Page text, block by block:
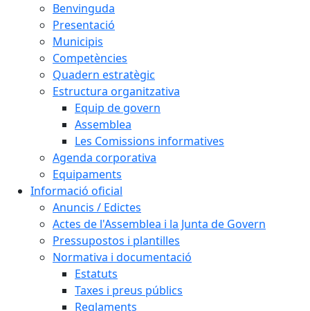
Benvinguda
Presentació
Municipis
Competències
Quadern estratègic
Estructura organitzativa
Equip de govern
Assemblea
Les Comissions informatives
Agenda corporativa
Equipaments
Informació oficial
Anuncis / Edictes
Actes de l'Assemblea i la Junta de Govern
Pressupostos i plantilles
Normativa i documentació
Estatuts
Taxes i preus públics
Reglaments